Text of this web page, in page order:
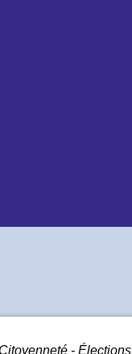
- Élections